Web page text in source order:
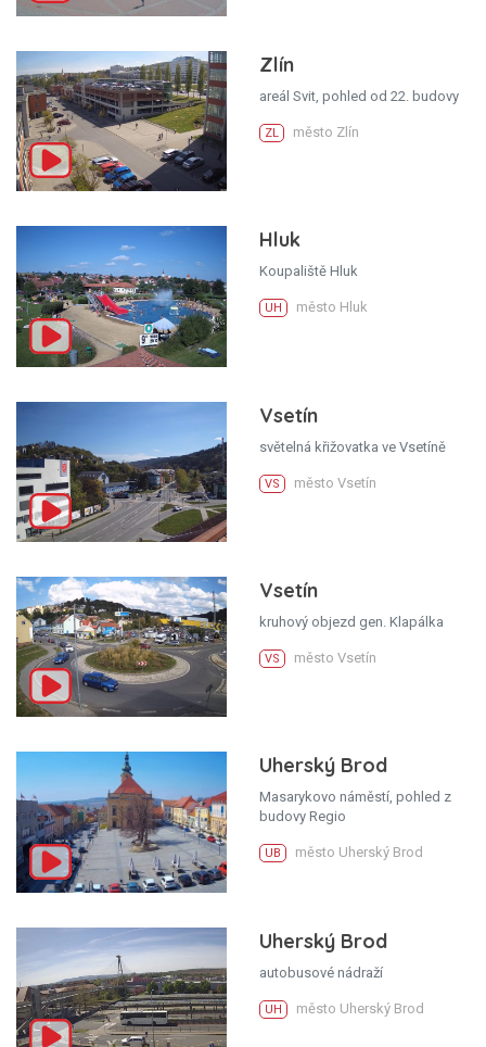
Zlín
areál Svit, pohled od 22. budovy
ZL město Zlín
Hluk
Koupaliště Hluk
UH město Hluk
Vsetín
světelná křižovatka ve Vsetíně
VS město Vsetín
Vsetín
kruhový objezd gen. Klapálka
VS město Vsetín
Uherský Brod
Masarykovo náměstí, pohled z
budovy Regio
UB město Uherský Brod
Uherský Brod
autobusové nádraží
UH město Uherský Brod